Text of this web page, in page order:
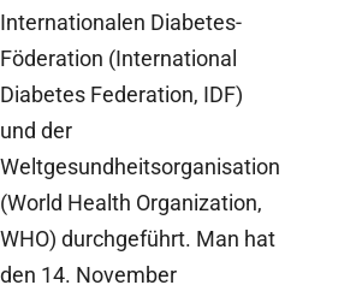
Internationalen Diabetes-
Föderation (International
Diabetes Federation, IDF)
und der
Weltgesundheitsorganisation
(World Health Organization,
WHO) durchgeführt. Man hat
den 14. November